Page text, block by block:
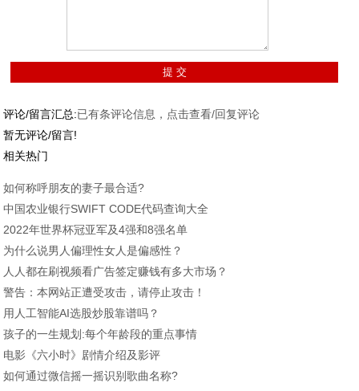
评论/留言汇总:已有条评论信息，点击查看/回复评论
暂无评论/留言!
相关热门
如何称呼朋友的妻子最合适?
中国农业银行SWIFT CODE代码查询大全
2022年世界杯冠亚军及4强和8强名单
为什么说男人偏理性女人是偏感性？
人人都在刷视频看广告签定赚钱有多大市场？
警告：本网站正遭受攻击，请停止攻击！
用人工智能AI选股炒股靠谱吗？
孩子的一生规划:每个年龄段的重点事情
电影《六小时》剧情介绍及影评
如何通过微信摇一摇识别歌曲名称?